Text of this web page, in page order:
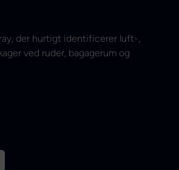
der hurtigt identificerer luft-,
ved ruder, bagagerum og